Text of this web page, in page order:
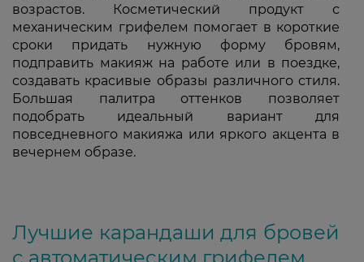
возрастов. Косметический продукт с
механическим грифелем помогает в короткие
сроки придать нужную форму бровям,
подправить макияж на работе или в поездке,
создавать красивые образы различного стиля.
Большая палитра оттенков позволяет
подобрать идеальный вариант для
повседневного макияжа или яркого акцента в
вечернем образе.
Лучшие карандаши для бровей